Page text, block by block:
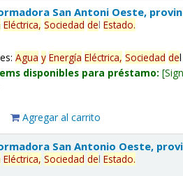
San Antoni Oeste,
Eléctrica, Sociedad delEstado.
Agua y Energía Eléctrica, Sociedad de
disponibles para préstamo:
Agregar al carrito
San Antonio Oeste,
Eléctrica, Sociedad delEstado.